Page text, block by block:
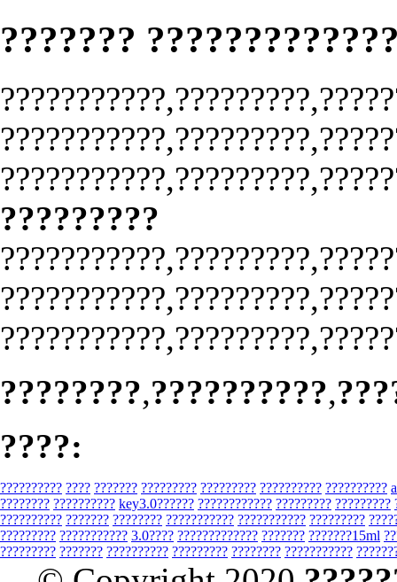
???????
?????????
????????,??????????,
????:
?????????? ???? ??????? ????????? ????????? ?????????? ??????????
???????? ?????????? key3.0?????? ???????????? ????????? ?????????
?????????? ??????? ???????? ??????????? ??????????? ?????????
????????? ??????????? 3.0???? ????????????? ??????? ???????15ml
????????? ??????? ?????????? ????????? ???????? ???????????